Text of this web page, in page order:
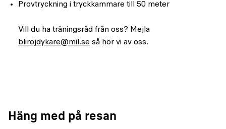
Provtryckning i tryckkammare till 50 meter
Vill du ha träningsråd från oss? Mejla
blirojdykare@mil.se så hör vi av oss.
Häng med på resan